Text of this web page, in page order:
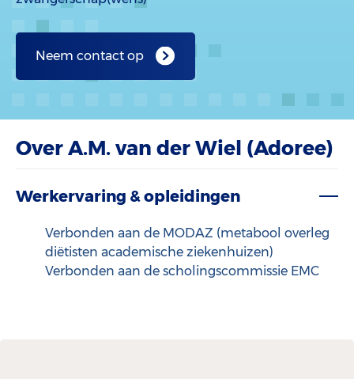
Neem contact op
Over A.M. van der Wiel (Adoree)
Werkervaring & opleidingen
Verbonden aan de MODAZ (metabool overleg
diëtisten academische ziekenhuizen)
Verbonden aan de scholingscommissie EMC